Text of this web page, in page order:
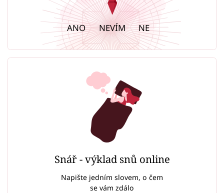
ANO NEVÍM NE
Snář - výklad snů online
Napište jedním slovem, o čem
se vám zdálo